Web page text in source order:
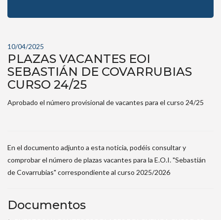
10/04/2025
PLAZAS VACANTES EOI
SEBASTIÁN DE COVARRUBIAS
CURSO 24/25
Aprobado el número provisional de vacantes para el curso 24/25
En el documento adjunto a esta noticia, podéis consultar y
comprobar el número de plazas vacantes para la E.O.I. "Sebastián
de Covarrubias" correspondiente al curso 2025/2026
Documentos